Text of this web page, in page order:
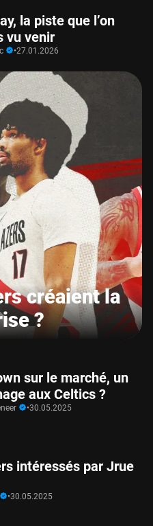
la piste que l’on
vu venir
•27.01.2026
créaient la
?
sur le marché, un
aux Celtics ?
•30.05.2025
intéressés par Jrue
•30.05.2025